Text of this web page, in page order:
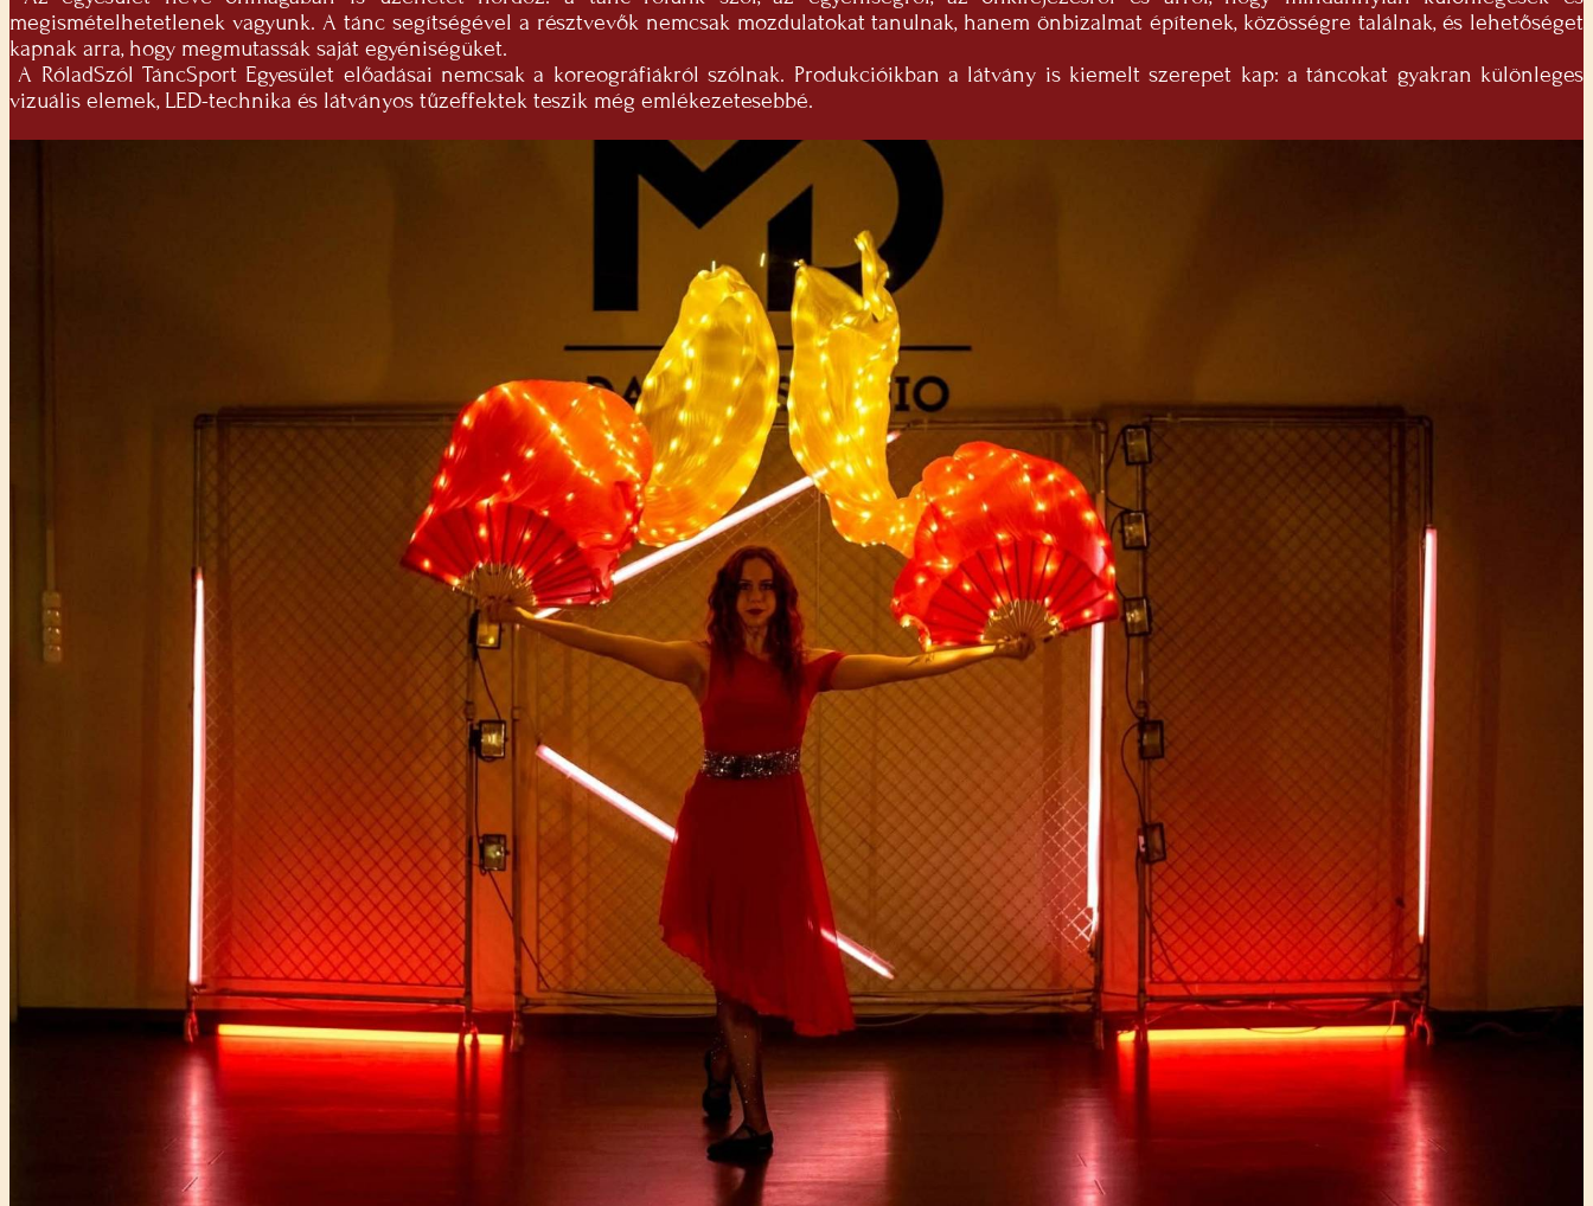
megismételhetetlenek vagyunk. A tánc segítségével a résztvevők nemcsak mozdulatokat tanulnak, hanem önbizalmat építenek, közösségre találnak, és lehetőséget
kapnak arra, hogy megmutassák saját egyéniségüket.
A RóladSzól TáncSport Egyesület előadásai nemcsak a koreográfiákról szólnak. Produkcióikban a látvány is kiemelt szerepet kap: a táncokat gyakran különleges
vizuális elemek, LED-technika és látványos tűzeffektek teszik még emlékezetesebbé.
TÁMOGATÓK
Főtámogató: